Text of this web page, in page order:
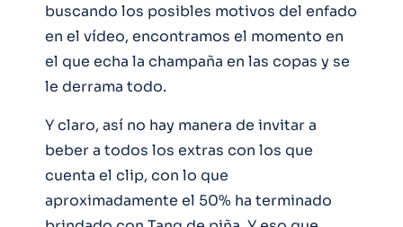
buscando los posibles motivos del enfado
en el vídeo, encontramos el momento en
el que echa la champaña en las copas y se
le derrama todo.
Y claro, así no hay manera de invitar a
beber a todos los extras con los que
cuenta el clip, con lo que
aproximadamente el 50% ha terminado